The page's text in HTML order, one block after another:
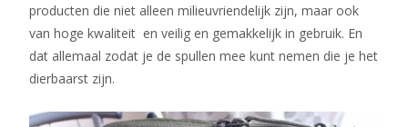
producten die niet alleen milieuvriendelijk zijn, maar ook
van hoge kwaliteit en veilig en gemakkelijk in gebruik. En
dat allemaal zodat je de spullen mee kunt nemen die je het
dierbaarst zijn.